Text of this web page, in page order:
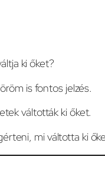
ki őket?
is fontos jelzés.
váltották ki őket.
mi váltotta ki